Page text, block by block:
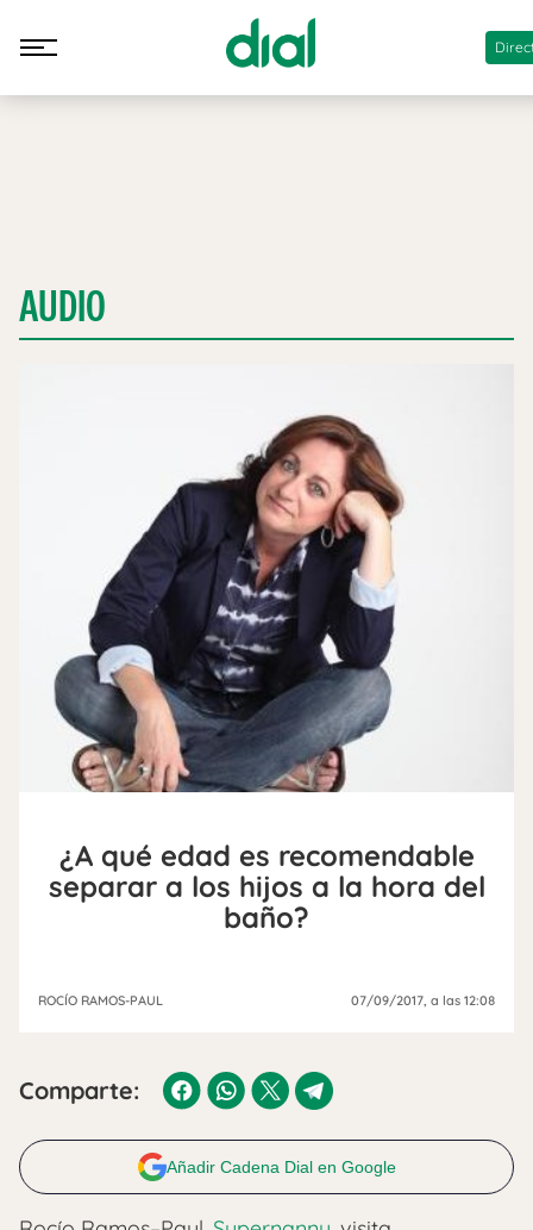
AUDIO
¿A qué edad es recomendable
separar a los hijos a la hora del
baño?
ROCÍO RAMOS-PAUL 07/09/2017, a las 12:08
Comparte:
Añadir Cadena Dial en Google